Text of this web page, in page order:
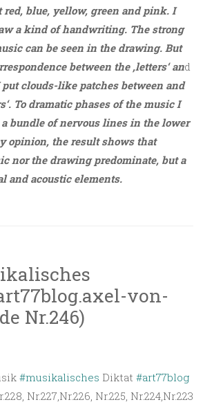
blue, yellow, green and pink. I
a kind of handwriting. The strong
can be seen in the drawing. But
between the ‚letters‘ and
put clouds-like patches between and
To dramatic phases of the music I
bundle of nervous lines in the lower
opinion, the result shows that
nor the drawing predominate, but a
and acoustic elements.
von-
Nr.246)
#musikalisches Diktat #art77blog
Nr.227,Nr.226, Nr.225, Nr.224,Nr.223